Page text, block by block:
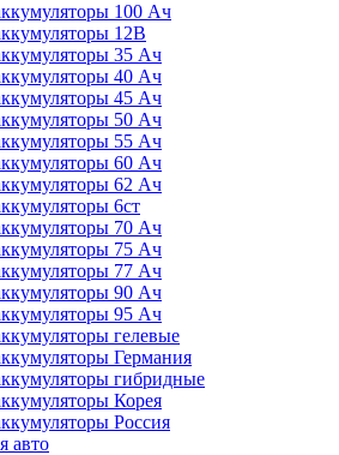
100 Ач
12В
35 Ач
40 Ач
45 Ач
50 Ач
55 Ач
60 Ач
62 Ач
6ст
70 Ач
75 Ач
77 Ач
90 Ач
95 Ач
гелевые
Германия
гибридные
Корея
Россия
авто